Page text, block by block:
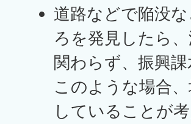
道路などで陥没
ろを発見したら
関わらず、振興
このような場合
していることが